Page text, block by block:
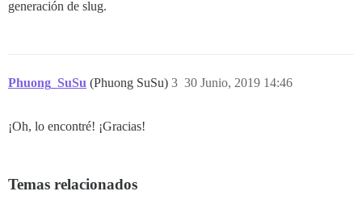
generación de slug.
Phuong_SuSu (Phuong SuSu) 30 Junio, 2019 14:46
3
¡Oh, lo encontré! ¡Gracias!
Temas relacionados